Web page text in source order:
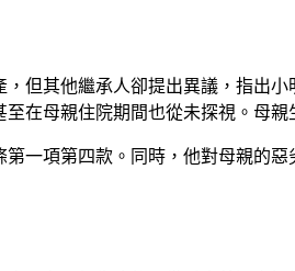
但其他繼承人卻提出異議，指出
在母親住院期間也從未探視。母
一項第四款。同時，他對母親的